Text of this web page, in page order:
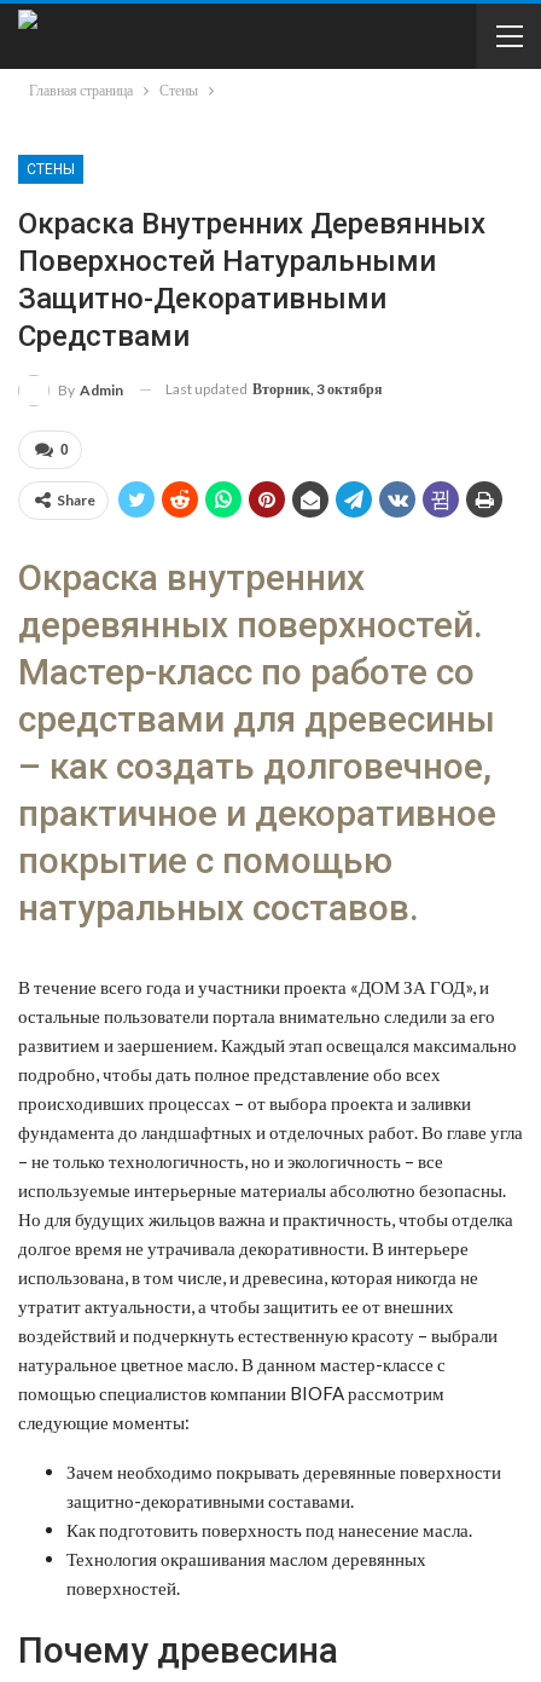
Главная страница Стены
СТЕНЫ
Окраска Внутренних Деревянных
Поверхностей Натуральными
Защитно-Декоративными
Средствами
By Admin Last updated Вторник, 3 октября
0
Share
Окраска внутренних
деревянных поверхностей.
Мастер-класс по работе со
средствами для древесины
– как создать долговечное,
практичное и декоративное
покрытие с помощью
натуральных составов.
В течение всего года и участники проекта «ДОМ ЗА ГОД», и
остальные пользователи портала внимательно следили за его
развитием и заершением. Каждый этап освещался максимально
подробно, чтобы дать полное представление обо всех
происходивших процессах – от выбора проекта и заливки
фундамента до ландшафтных и отделочных работ. Во главе угла
– не только технологичность, но и экологичность – все
используемые интерьерные материалы абсолютно безопасны.
Но для будущих жильцов важна и практичность, чтобы отделка
долгое время не утрачивала декоративности. В интерьере
использована, в том числе, и древесина, которая никогда не
утратит актуальности, а чтобы защитить ее от внешних
воздействий и подчеркнуть естественную красоту – выбрали
натуральное цветное масло. В данном мастер-классе с
помощью специалистов компании BIOFA рассмотрим
следующие моменты:
Зачем необходимо покрывать деревянные поверхности
защитно-декоративными составами.
Как подготовить поверхность под нанесение масла.
Технология окрашивания маслом деревянных
поверхностей.
Почему древесина